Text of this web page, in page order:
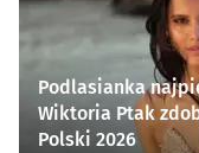
Podlasianka
Wiktoria Ptak
Polski 2026